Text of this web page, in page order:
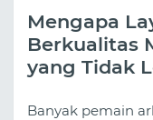
Mengapa
Berkualitas
yang Tidak
Banyak pemain